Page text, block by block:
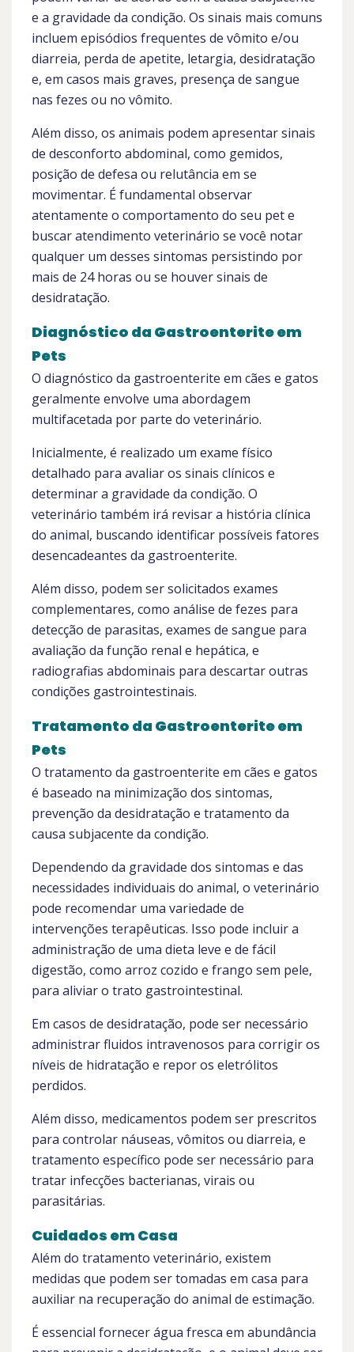
e a gravidade da condição. Os sinais mais comuns
incluem episódios frequentes de vômito e/ou
diarreia, perda de apetite, letargia, desidratação
e, em casos mais graves, presença de sangue
nas fezes ou no vômito.
Além disso, os animais podem apresentar sinais
de desconforto abdominal, como gemidos,
posição de defesa ou relutância em se
movimentar. É fundamental observar
atentamente o comportamento do seu pet e
buscar atendimento veterinário se você notar
qualquer um desses sintomas persistindo por
mais de 24 horas ou se houver sinais de
desidratação.
Diagnóstico da Gastroenterite em
Pets
O diagnóstico da gastroenterite em cães e gatos
geralmente envolve uma abordagem
multifacetada por parte do veterinário.
Inicialmente, é realizado um exame físico
detalhado para avaliar os sinais clínicos e
determinar a gravidade da condição. O
veterinário também irá revisar a história clínica
do animal, buscando identificar possíveis fatores
desencadeantes da gastroenterite.
Além disso, podem ser solicitados exames
complementares, como análise de fezes para
detecção de parasitas, exames de sangue para
avaliação da função renal e hepática, e
radiografias abdominais para descartar outras
condições gastrointestinais.
Tratamento da Gastroenterite em
Pets
O tratamento da gastroenterite em cães e gatos
é baseado na minimização dos sintomas,
prevenção da desidratação e tratamento da
causa subjacente da condição.
Dependendo da gravidade dos sintomas e das
necessidades individuais do animal, o veterinário
pode recomendar uma variedade de
intervenções terapêuticas. Isso pode incluir a
administração de uma dieta leve e de fácil
digestão, como arroz cozido e frango sem pele,
para aliviar o trato gastrointestinal.
Em casos de desidratação, pode ser necessário
administrar fluidos intravenosos para corrigir os
níveis de hidratação e repor os eletrólitos
perdidos.
Além disso, medicamentos podem ser prescritos
para controlar náuseas, vômitos ou diarreia, e
tratamento específico pode ser necessário para
tratar infecções bacterianas, virais ou
parasitárias.
Cuidados em Casa
Além do tratamento veterinário, existem
medidas que podem ser tomadas em casa para
auxiliar na recuperação do animal de estimação.
É essencial fornecer água fresca em abundância